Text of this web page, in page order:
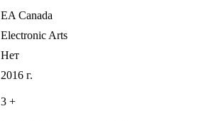
EA Canada
Electronic Arts
Нет
2016 г.
3 +